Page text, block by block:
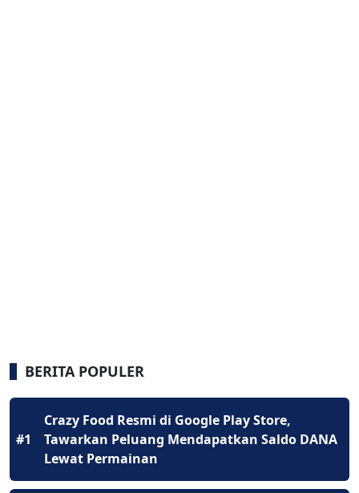
BERITA POPULER
#1
Crazy Food Resmi di Google Play Store,
Tawarkan Peluang Mendapatkan Saldo DANA
Lewat Permainan